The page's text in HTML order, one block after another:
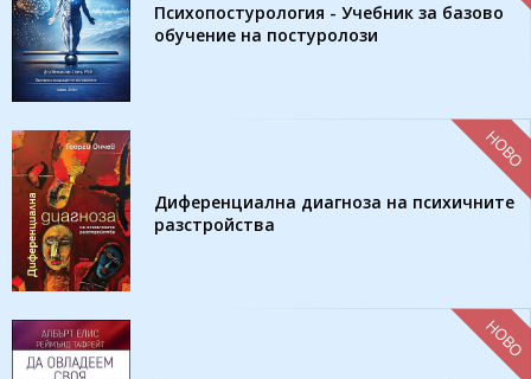
Психопостурология - Учебник за базово
обучение на постуролози
Диференциална диагноза на психичните
разстройства
НОВО
НОВО